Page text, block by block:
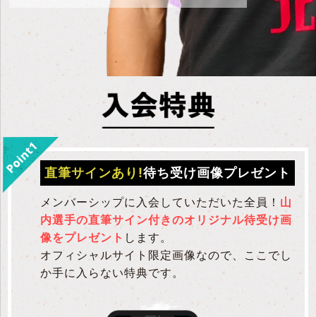
直筆サインあり!待ち受け画像プレゼント
メンバーシップに入会していただいた全員！ 山
内選手の直筆サイン付きのオリジナル待受け画
像をプレゼント します。
オフィシャルサイト限定画像なので、ここでし
か手に入らない特典です。